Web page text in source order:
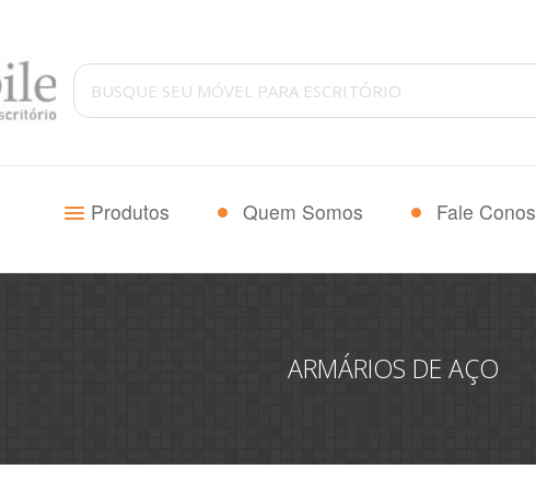
Produtos Quem Somos Fale
ARMÁRIOS DE AÇO